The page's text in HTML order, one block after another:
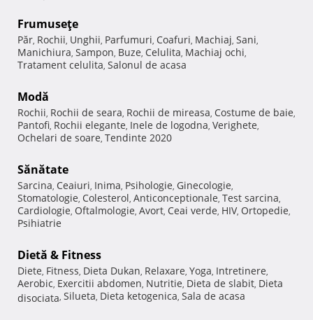
Frumuseţe
Păr, Rochii, Unghii, Parfumuri, Coafuri, Machiaj, Sani,
Manichiura, Sampon, Buze, Celulita, Machiaj ochi,
Tratament celulita, Salonul de acasa
Modă
Rochii, Rochii de seara, Rochii de mireasa, Costume de baie,
Pantofi, Rochii elegante, Inele de logodna, Verighete,
Ochelari de soare, Tendinte 2020
Sănătate
Sarcina, Ceaiuri, Inima, Psihologie, Ginecologie,
Stomatologie, Colesterol, Anticonceptionale, Test sarcina,
Cardiologie, Oftalmologie, Avort, Ceai verde, HIV, Ortopedie,
Psihiatrie
Dietă & Fitness
Diete, Fitness, Dieta Dukan, Relaxare, Yoga, Intretinere,
Aerobic, Exercitii abdomen, Nutritie, Dieta de slabit, Dieta
disociata, Silueta, Dieta ketogenica, Sala de acasa